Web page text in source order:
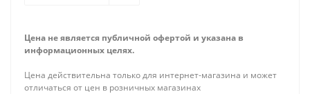
Цена не является публичной офертой и указана в
информационных целях.
Цена действительна только для интернет-магазина и может
отличаться от цен в розничных магазинах